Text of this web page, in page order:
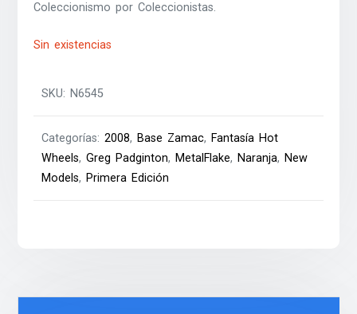
Coleccionismo por Coleccionistas.
Sin existencias
SKU: N6545
Categorías:2008, Base Zamac, Fantasía Hot
Wheels,Greg Padginton, MetalFlake, Naranja, New
Models, Primera Edición